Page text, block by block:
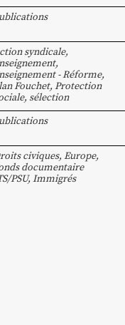
syndicale,
,
- Réforme,
Fouchet, Protection
, sélection
civiques, Europe,
documentaire
PSU, Immigrés